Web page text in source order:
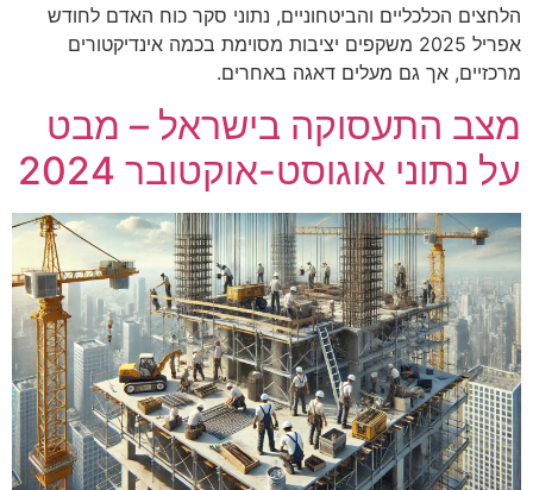
הלחצים הכלכליים והביטחוניים, נתוני סקר כוח האדם לחודש
אפריל 2025 משקפים יציבות מסוימת בכמה אינדיקטורים
מרכזיים, אך גם מעלים דאגה באחרים.
מצב התעסוקה בישראל – מבט
על נתוני אוגוסט-אוקטובר 2024